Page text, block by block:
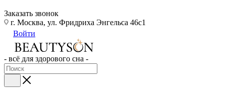
Заказать звонок
г. Москва, ул. Фридриха Энгельса 46с1
Войти
- всё для здорового сна -